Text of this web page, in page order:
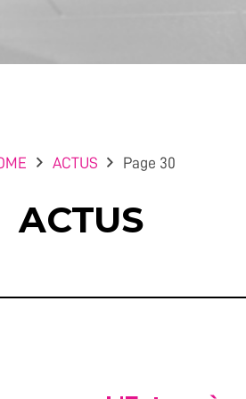
ACTUS Page 30
ACTUS